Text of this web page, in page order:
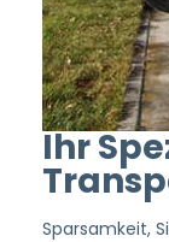
Ihr
Sparsamkeit,